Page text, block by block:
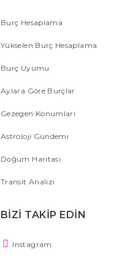
Burç Hesaplama
Yükselen Burç Hesaplama
Burç Uyumu
Aylara Göre Burçlar
Gezegen Konumları
Astroloji Gündemi
Doğum Haritası
Transit Analizi
BİZİ TAKİP EDİN
Instagram